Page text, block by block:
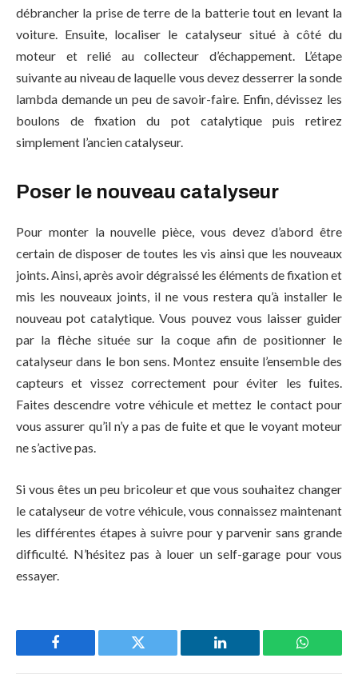
débrancher la prise de terre de la batterie tout en levant la
voiture. Ensuite, localiser le catalyseur situé à côté du
moteur et relié au collecteur d’échappement. L’étape
suivante au niveau de laquelle vous devez desserrer la sonde
lambda demande un peu de savoir-faire. Enfin, dévissez les
boulons de fixation du pot catalytique puis retirez
simplement l’ancien catalyseur.
Poser le nouveau catalyseur
Pour monter la nouvelle pièce, vous devez d’abord être
certain de disposer de toutes les vis ainsi que les nouveaux
joints. Ainsi, après avoir dégraissé les éléments de fixation et
mis les nouveaux joints, il ne vous restera qu’à installer le
nouveau pot catalytique. Vous pouvez vous laisser guider
par la flèche située sur la coque afin de positionner le
catalyseur dans le bon sens. Montez ensuite l’ensemble des
capteurs et vissez correctement pour éviter les fuites.
Faites descendre votre véhicule et mettez le contact pour
vous assurer qu’il n’y a pas de fuite et que le voyant moteur
ne s’active pas.
Si vous êtes un peu bricoleur et que vous souhaitez changer
le catalyseur de votre véhicule, vous connaissez maintenant
les différentes étapes à suivre pour y parvenir sans grande
difficulté. N’hésitez pas à louer un self-garage pour vous
essayer.
Facebook Twitter LinkedIn